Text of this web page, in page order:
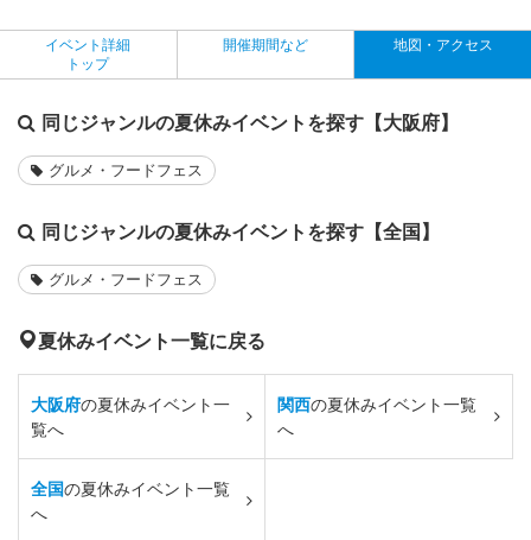
イベント詳細
トップ
開催期間など 地図・アクセス
同じジャンルの夏休みイベントを探す【大阪府】
グルメ・フードフェス
同じジャンルの夏休みイベントを探す【全国】
グルメ・フードフェス
夏休みイベント一覧に戻る
大阪府の夏休みイベント一
覧へ
関西の夏休みイベント一覧
へ
全国の夏休みイベント一覧
へ